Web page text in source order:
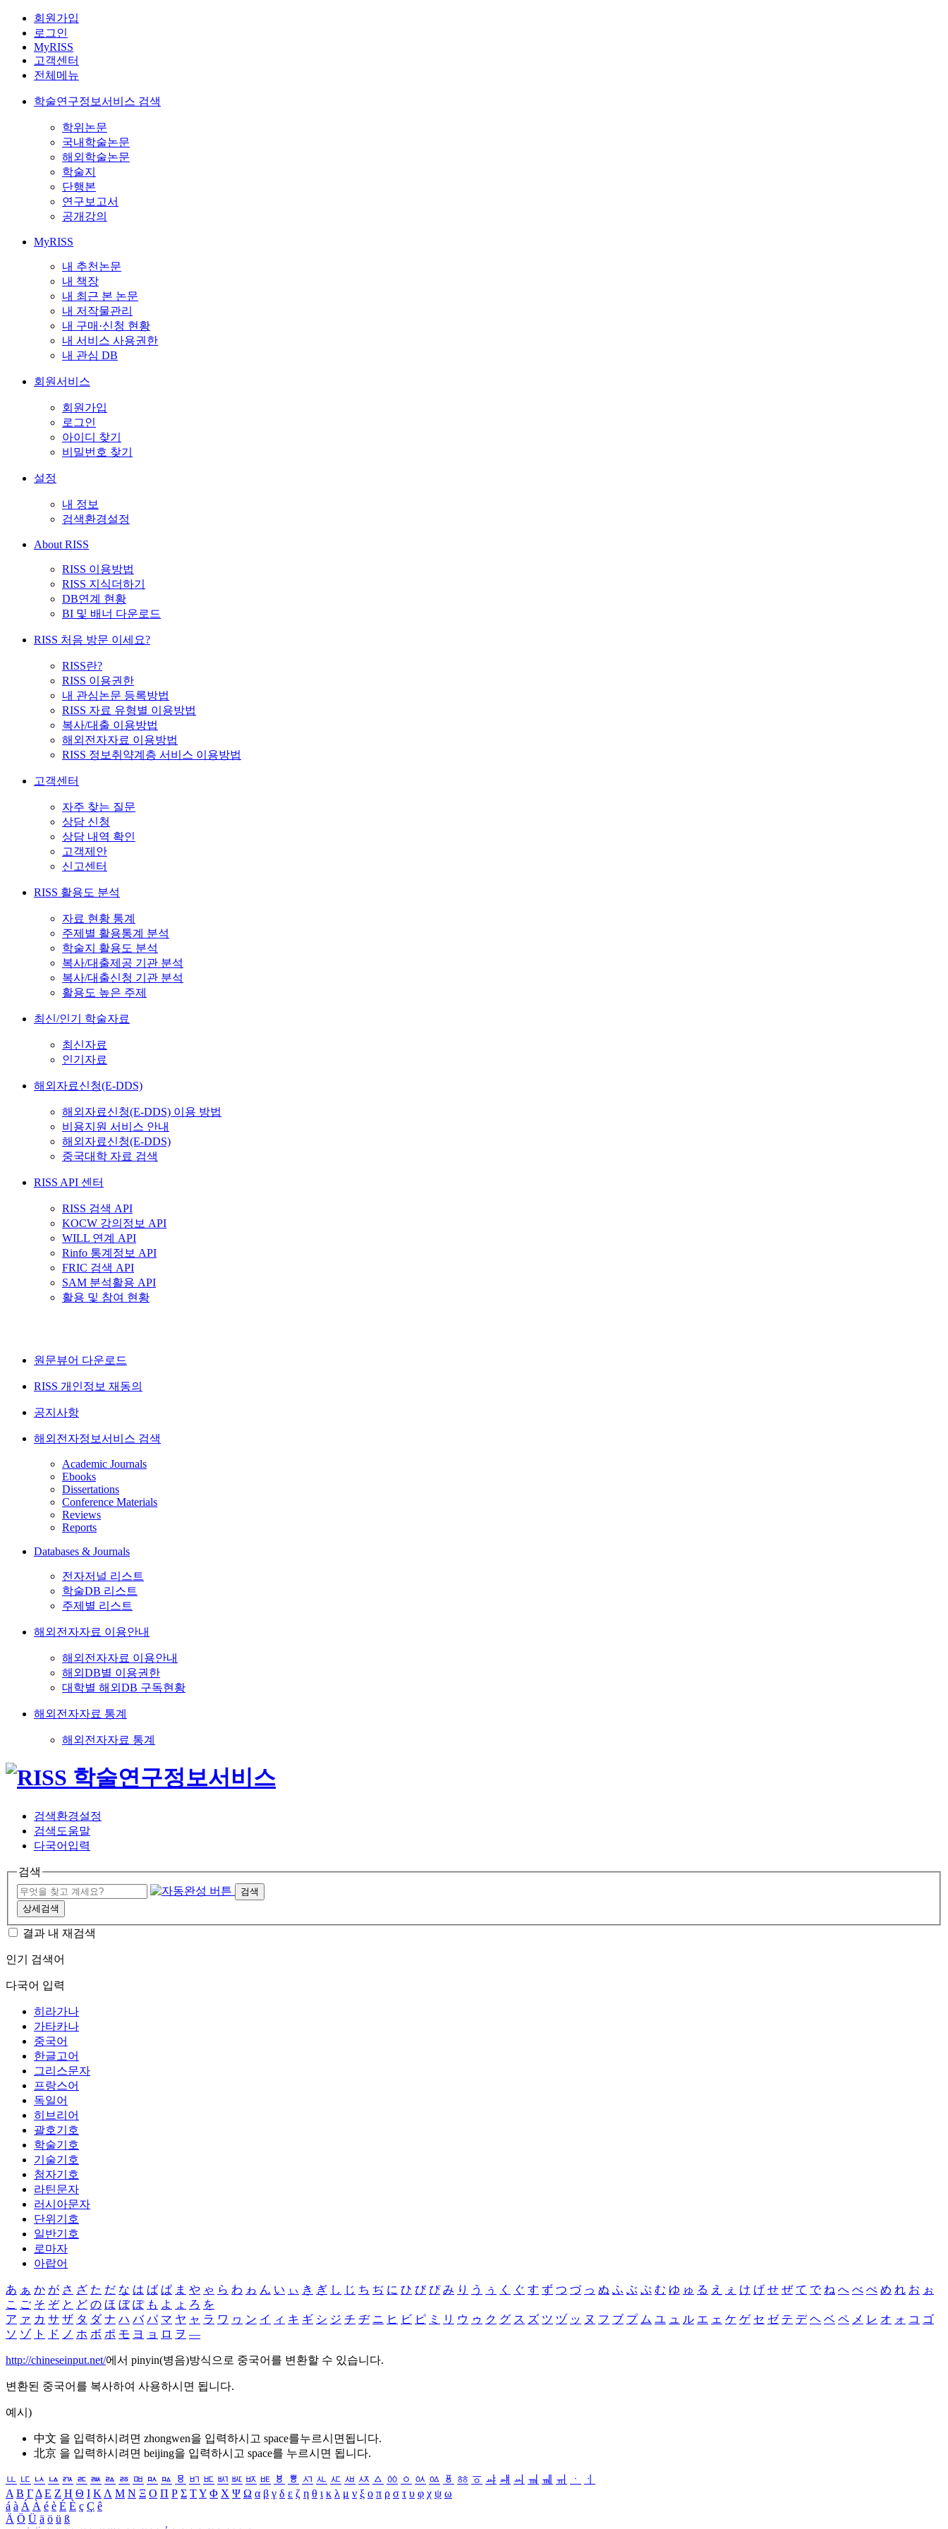
회원가입
로그인
MyRISS
고객센터
전체메뉴
학술연구정보서비스 검색
학위논문
국내학술논문
해외학술논문
학술지
단행본
연구보고서
공개강의
MyRISS
내 추천논문
내 책장
내 최근 본 논문
내 저작물관리
내 구매·신청 현황
내 서비스 사용권한
내 관심 DB
회원서비스
회원가입
로그인
아이디 찾기
비밀번호 찾기
설정
내 정보
검색환경설정
About RISS
RISS 이용방법
RISS 지식더하기
DB연계 현황
BI 및 배너 다운로드
RISS 처음 방문 이세요?
RISS란?
RISS 이용권한
내 관심논문 등록방법
RISS 자료 유형별 이용방법
복사/대출 이용방법
해외전자자료 이용방법
RISS 정보취약계층 서비스 이용방법
고객센터
자주 찾는 질문
상담 신청
상담 내역 확인
고객제안
신고센터
RISS 활용도 분석
자료 현황 통계
주제별 활용통계 분석
학술지 활용도 분석
복사/대출제공 기관 분석
복사/대출신청 기관 분석
활용도 높은 주제
최신/인기 학술자료
최신자료
인기자료
해외자료신청(E-DDS)
해외자료신청(E-DDS) 이용 방법
비용지원 서비스 안내
해외자료신청(E-DDS)
중국대학 자료 검색
RISS API 센터
RISS 검색 API
KOCW 강의정보 API
WILL 연계 API
Rinfo 통계정보 API
FRIC 검색 API
SAM 분석활용 API
활용 및 참여 현황
원문뷰어 다운로드
RISS 개인정보 재동의
공지사항
해외전자정보서비스 검색
Academic Journals
Ebooks
Dissertations
Conference Materials
Reviews
Reports
Databases & Journals
전자저널 리스트
학술DB 리스트
주제별 리스트
해외전자자료 이용안내
해외전자자료 이용안내
해외DB별 이용권한
대학별 해외DB 구독현황
해외전자자료 통계
해외전자자료 통계
검색환경설정
검색도움말
다국어입력
검색
검색
상세검색
결과 내 재검색
인기 검색어
다국어 입력
히라가나
가타카나
중국어
한글고어
그리스문자
프랑스어
독일어
히브리어
괄호기호
학술기호
기술기호
첨자기호
라틴문자
러시아문자
단위기호
일반기호
로마자
아랍어
あ ぁ か が さ ざ た だ な は ば ぱ ま や ゃ ら わ ゎ ん い ぃ き ぎ し じ ち ぢ に ひ び ぴ み り う ぅ く ぐ す ず つ づ っ ぬ ふ ぶ ぷ む ゆ ゅ る え ぇ け げ せ ぜ て で ね へ べ ぺ め れ お ぉ
こ ご そ ぞ と ど の ほ ぼ ぽ も よ ょ ろ を
ア ァ カ サ ザ タ ダ ナ ハ バ パ マ ヤ ャ ラ ワ ヮ ン イ ィ キ ギ シ ジ チ ヂ ニ ヒ ビ ピ ミ リ ウ ゥ ク グ ス ズ ツ ヅ ッ ヌ フ ブ プ ム ユ ュ ル エ ェ ケ ゲ セ ゼ テ デ ヘ ベ ペ メ レ オ ォ コ ゴ
ソ ゾ ト ド ノ ホ ボ ポ モ ヨ ョ ロ ヲ ―
http://chineseinput.net/에서 pinyin(병음)방식으로 중국어를 변환할 수 있습니다.
변환된 중국어를 복사하여 사용하시면 됩니다.
예시)
中文 을 입력하시려면 zhongwen을 입력하시고 space를누르시면됩니다.
北京 을 입력하시려면 beijing을 입력하시고 space를 누르시면 됩니다.
ㅥ ㅦ ㅧ ㅨ ㅩ ㅪ ㅫ ㅬ ㅭ ㅮ ㅯ ㅰ ㅱ ㅲ ㅳ ㅴ ㅵ ㅶ ㅷ ㅸ ㅹ ㅺ ㅻ ㅼ ㅽ ㅾ ㅿ ㆀ ㆁ ㆂ ㆃ ㆄ ㆅ ㆆ ㆇ ㆈ ㆉ ㆊ ㆋ ㆌ ㆍ
ㆎ
Α Β ΓΔ Ε Ζ Η Θ Ι ΚΛ Μ Ν Ξ Ο Π Ρ Σ ΤΥ Φ Χ Ψ Ω α β γ δ ε ζ η θ ι κ λ μ ν ξ ο π ρ σ τ υ φ χ ψ ω
á à Á À é è É È ç Ç ê
Ä Ö Ü ä ö ü ß